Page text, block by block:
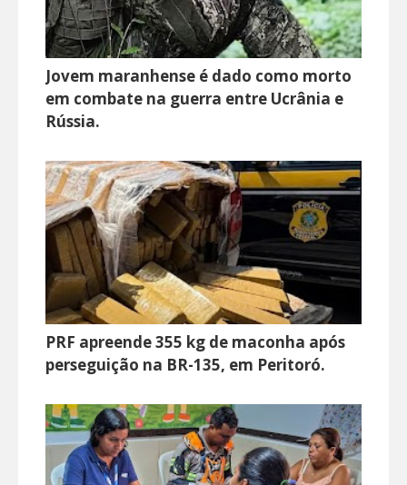
Jovem maranhense é dado como morto
em combate na guerra entre Ucrânia e
Rússia.
PRF apreende 355 kg de maconha após
perseguição na BR-135, em Peritoró.